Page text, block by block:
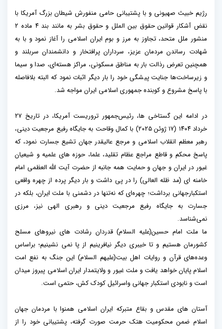
رژیم خبیث صهیونی و با پشتیبانی حامی منفورش شیطان بزرگ آمریکا با
نقض آشکار قوانین حقوق بین الملل و حقوق بشر به مانند بند ۴ ماده ۲
منشور ملل متحد، تجاوز به مرز و بوم ایران اسلامی را آغاز نمود و با به
شهادت رساندن مردمان عزیز، سرداران پرافتخار و دانشمندان سربلند و
همچنین تعرض رذالت بار به مناطق مسکونی، مراکز هسته‌ای، صدا و سیما
و زیرساخت‌ها جنایت پیشگی خود را بار دیگر اثبات نمود که البته بلافاصله
با پاسخ مشروع و کوبنده جمهوری اسلامی ایران مواجه شد.
در ادامه این گستاخی ها، رئیس‌جمهور تروریست آمریکا، در تاریخ ۲۷
خرداد ۱۴۰۴ (۱۷ ژوئن ۲۰۲۵) با کمال وقاحت به جایگاه رفیع مرجعیت دینی،
رهبر معظم انقلاب اسلامی و مرجع عالیقدر جهان تشیع جسارت نمود، که
پاسخ محکم و قاطع مراجع عظام تقلید، علما، حوزه های علمیه و شیعیان
غیور در ایران و جهان و حمایت همه جانبه از حضرت آیت الله العظمی امام
خامنه ای (مد ظله العالی) را در پی داشت و بار دیگر پرده از چهره واقعی
استکبارجهانی برداشت؛ چهره‌ای که نه‌تنها در دشمنی با ملت ایران، بلکه در
جسارت به جایگاه رفیع مرجعیت دینی و رهبری الهی نیز، مرزی
نمی‌شناسد.
ما ملت امام حسین(علیه السلام) قدردان رشادت های نیروهای مسلح
کشورمان هستیم و تا خیبری دیگر نیافرینیم از پا نمی نشینیم؛ براساس
وعده‌های قرآن و روایات اهل بیت(علیهم السلام) این جنگ به نفع امت
اسلام پایان خواهد یافت و ملت غیور و ولایتمدار ایران اسلامی پیروز میدان
است و نابودی استکبار جهانی واسرائیل کودک کش، حتمی است.
آستان های مقدس و بقاع متبرکه ایران اسلامی همنوا با مردمان جهان
اسلام ضمن محکومیت هتک حرمت صورت گرفته، پشتیبانی خود را از